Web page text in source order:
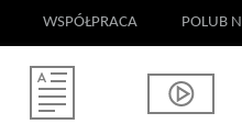
WSPÓŁPRACA POLUB